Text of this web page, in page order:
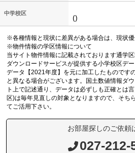
中学校区
()
※各種情報と現状に差異がある場合は、現状優
※物件情報の学区情報について
当サイト物件情報に記載されております通学
ダウンロードサービスが提供する小学校区デ
データ【2021年度】を元に加工したものです
と異なる場合がございます。国土数値情報ダ
ト上で記述通り、データは必ずしも正確とは
区)は毎年見直しの対象となりますので、そち
てご活用下さい。
お部屋探しのご依頼
027-212-